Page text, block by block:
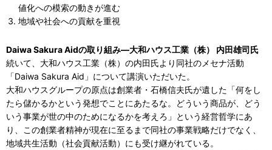
値化への模索の動きが進む
地域や社会への貢献を重視
Daiwa Sakura Aidの取り組み―大和ハウス工業（株） 内田雄司氏
続いて、大和ハウス工業（株）の内田氏より同社のメセナ活動
「Daiwa Sakura Aid」について講演いただいた。
大和ハウスグループの原点は創業者・石橋信夫氏が遺した「何をし
たら儲かるかという発想でことにあたるな。どういう商品が、どう
いう事業が世の中のためになるかを考えろ」という経営哲学にあ
り、この創業者精神が現在に至るまで同社の事業戦略だけでなく、
地域共生活動（社会貢献活動）にも受け継がれている。